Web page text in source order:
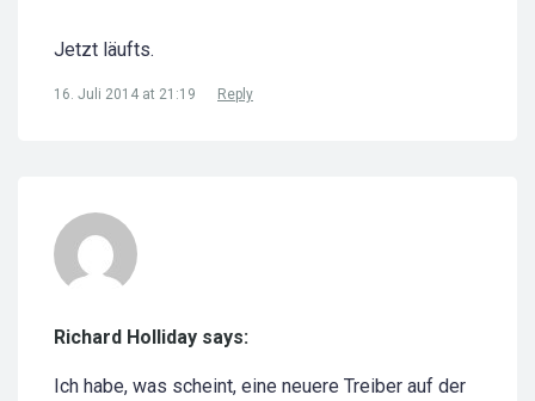
Jetzt läufts.
16. Juli 2014 at 21:19 Reply
Richard Holliday says:
Ich habe, was scheint, eine neuere Treiber auf der